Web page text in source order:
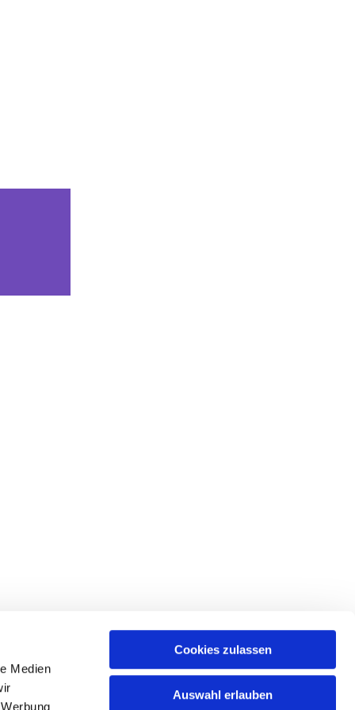
Medien
Cookies zulassen
Auswahl erlauben